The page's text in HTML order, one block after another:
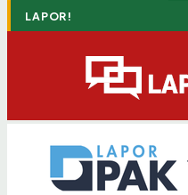
LAPOR!